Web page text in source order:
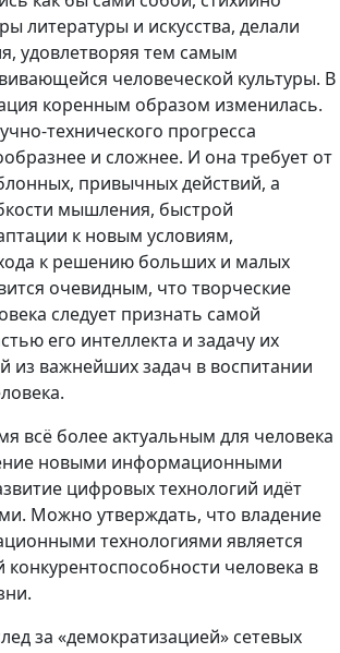
литературы и искусства, делали
удовлетворяя тем самым
человеческой культуры. В
коренным образом изменилась.
технического прогресса
и сложнее. И она требует от
привычных действий, а
мышления, быстрой
к новым условиям,
к решению больших и малых
очевидным, что творческие
следует признать самой
его интеллекта и задачу их
из важнейших задач в воспитании
всё более актуальным для человека
новыми информационными
цифровых технологий идёт
Можно утверждать, что владение
технологиями является
конкурентоспособности человека в
за «демократизацией» сетевых